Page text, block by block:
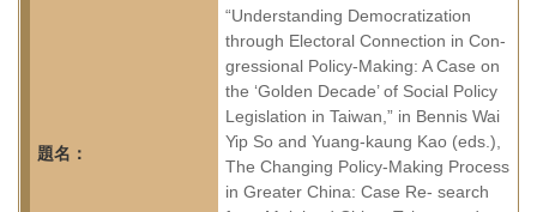
頁
題名：
“Understanding Democratization
through Electoral Connection in Con-
gressional Policy-Making: A Case on
the ‘Golden Decade’ of Social Policy
Legislation in Taiwan,” in Bennis Wai
Yip So and Yuang-kaung Kao (eds.),
The Changing Policy-Making Process
in Greater China: Case Re- search